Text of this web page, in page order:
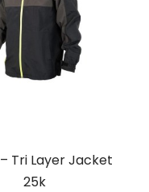
Tri Layer Jacket
25k